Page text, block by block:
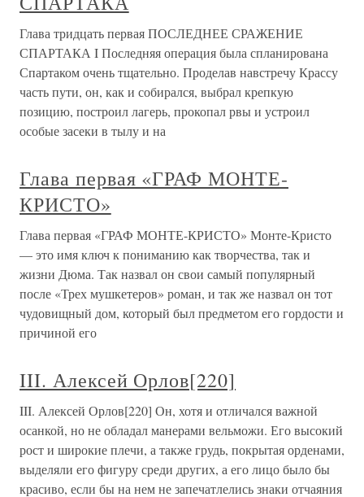
Глава тридцать первая ПОСЛЕДНЕЕ СРАЖЕНИЕ
СПАРТАКА I Последняя операция была спланирована
Спартаком очень тщательно. Проделав навстречу Крассу
часть пути, он, как и собирался, выбрал крепкую
позицию, построил лагерь, прокопал рвы и устроил
особые засеки в тылу и на
Глава первая «ГРАФ МОНТЕ-
КРИСТО»
Глава первая «ГРАФ МОНТЕ-КРИСТО» Монте-Кристо
— это имя ключ к пониманию как творчества, так и
жизни Дюма. Так назвал он свои самый популярный
после «Трех мушкетеров» роман, и так же назвал он тот
чудовищный дом, который был предметом его гордости и
причиной его
III. Алексей Орлов[220]
III. Алексей Орлов[220] Он, хотя и отличался важной
осанкой, но не обладал манерами вельможи. Его высокий
рост и широкие плечи, а также грудь, покрытая орденами,
выделяли его фигуру среди других, а его лицо было бы
красиво, если бы на нем не запечатлелись знаки отчаяния